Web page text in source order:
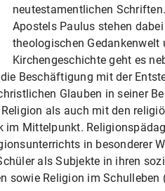
neutestamentlichen
Apostels Paulus stehen
theologischen Gedankenwelt
Kirchengeschichte geht es
Beschäftigung mit der
Glauben in seiner
als auch mit den
Mittelpunkt.
in besonderer
als Subjekte in ihren
sowie Religion im Schulleben